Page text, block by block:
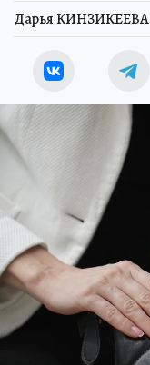
Дарья КИНЗИКЕЕВА